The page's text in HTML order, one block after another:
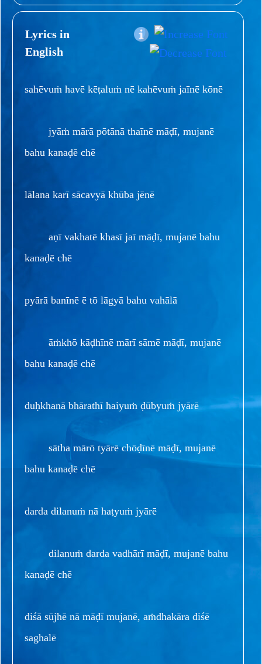
Lyrics in
English
sahēvuṁ havē kēṭaluṁ nē kahēvuṁ jaīnē kōnē
jyāṁ mārā pōtānā thaīnē māḍī, mujanē
bahu kanaḍē chē
lālana karī sācavyā khūba jēnē
aṇī vakhatē khasī jaī māḍī, mujanē bahu
kanaḍē chē
pyārā banīnē ē tō lāgyā bahu vahālā
āṁkhō kāḍhīnē mārī sāmē māḍī, mujanē
bahu kanaḍē chē
duḥkhanā bhārathī haiyuṁ ḍūbyuṁ jyārē
sātha mārō tyārē chōḍīnē māḍī, mujanē
bahu kanaḍē chē
darda dilanuṁ nā haṭyuṁ jyārē
dilanuṁ darda vadhārī māḍī, mujanē bahu
kanaḍē chē
diśā sūjhē nā māḍī mujanē, aṁdhakāra diśē
saghalē